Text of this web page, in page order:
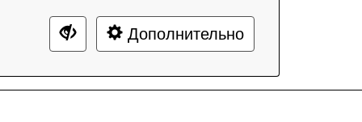
Дополнительно